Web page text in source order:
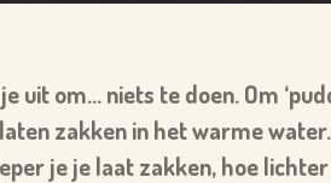
uit om... niets te doen. Om
zakken in het warme water.
je je laat zakken, hoe